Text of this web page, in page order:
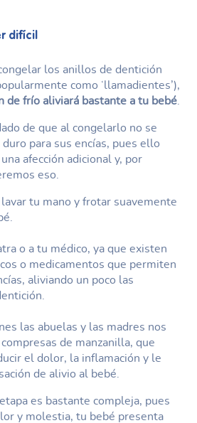
difícil
los anillos de dentición
como ‘llamadientes’),
de frío aliviará bastante a tu bebé
de que al congelarlo no se
para sus encías, pues ello
afección adicional y, por
eso.
lavar tu mano y frotar suavemente
o a tu médico, ya que existen
o medicamentos que permiten
aliviando un poco las
las abuelas y las madres nos
de manzanilla, que
el dolor, la inflamación y le
de alivio al bebé.
es bastante compleja, pues
y molestia, tu bebé presenta